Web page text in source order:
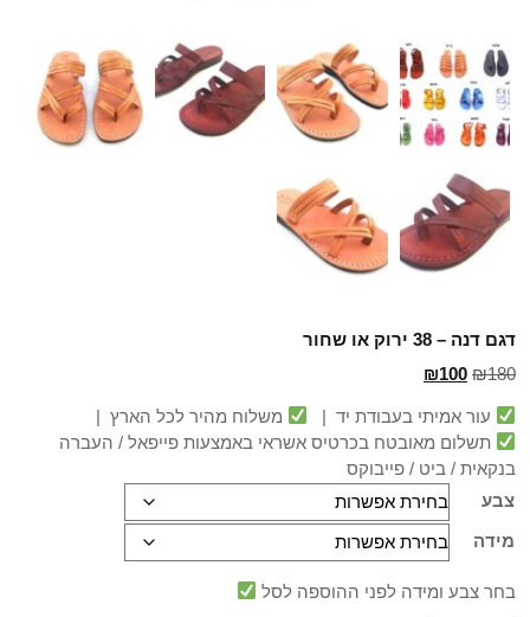
דגם דנה – 38 ירוק או שחור
₪180
₪100
עור אמיתי בעבודת יד |
משלוח מהיר לכל הארץ |
תשלום מאובטח בכרטיס אשראי באמצעות פייפאל / העברה
בנקאית / ביט / פייבוקס
צבע
מידה
בחר צבע ומידה לפני ההוספה לסל